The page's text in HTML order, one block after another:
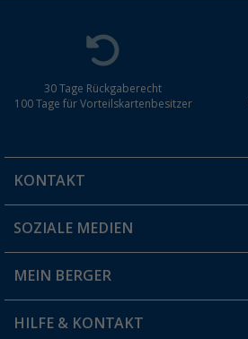
30 Tage Rückgaberecht
100 Tage für Vorteilskartenbesitzer
KONTAKT
Du hast eine Frage?
Filiale finden
SOZIALE MEDIEN
MEIN BERGER
Vorteilskarte
HILFE & KONTAKT